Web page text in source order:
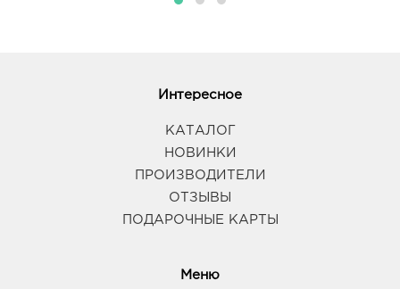
Интересное
КАТАЛОГ
НОВИНКИ
ПРОИЗВОДИТЕЛИ
ОТЗЫВЫ
ПОДАРОЧНЫЕ КАРТЫ
Меню